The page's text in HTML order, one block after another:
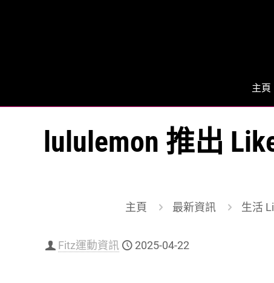
主頁
lululemon 推出
主頁 最新資訊 生活
Fitz運動資訊 2025-04-22